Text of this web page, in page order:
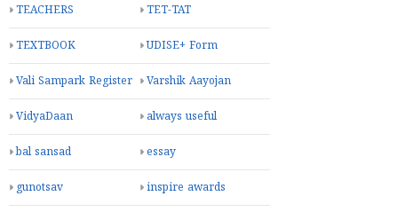
TEACHERS TET-TAT
TEXTBOOK UDISE+ Form
Vali Sampark Register Varshik Aayojan
VidyaDaan always useful
bal sansad essay
gunotsav inspire awards